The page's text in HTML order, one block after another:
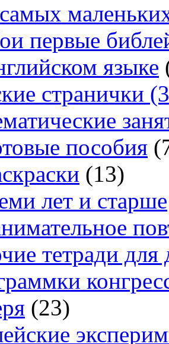
первые
языке
странички
пособия
(13)
лет и старше
тетради для
(23)